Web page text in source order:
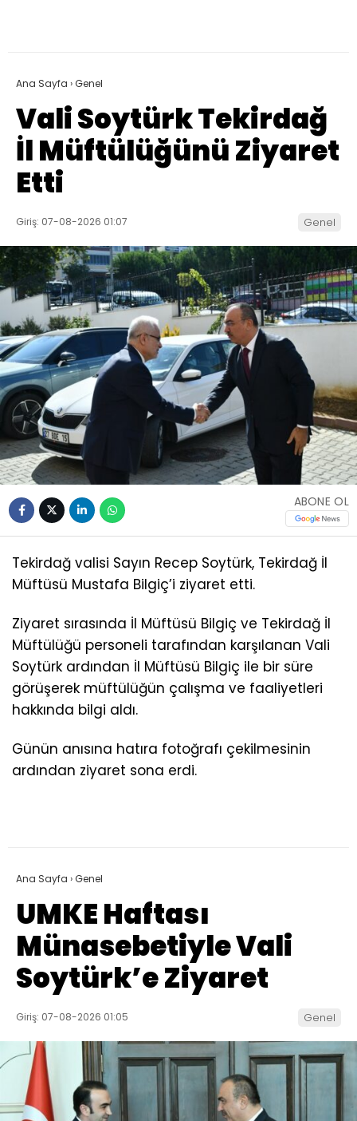
Ana Sayfa ›Genel
Vali Soytürk Tekirdağ
İl Müftülüğünü Ziyaret
Etti
Giriş: 07-08-2026 01:07 Genel
ABONE OL
Tekirdağ valisi Sayın Recep Soytürk, Tekirdağ İl
Müftüsü Mustafa Bilgiç’i ziyaret etti.
Ziyaret sırasında İl Müftüsü Bilgiç ve Tekirdağ İl
Müftülüğü personeli tarafından karşılanan Vali
Soytürk ardından İl Müftüsü Bilgiç ile bir süre
görüşerek müftülüğün çalışma ve faaliyetleri
hakkında bilgi aldı.
Günün anısına hatıra fotoğrafı çekilmesinin
ardından ziyaret sona erdi.
Ana Sayfa ›Genel
UMKE Haftası
Münasebetiyle Vali
Soytürk’e Ziyaret
Giriş: 07-08-2026 01:05 Genel